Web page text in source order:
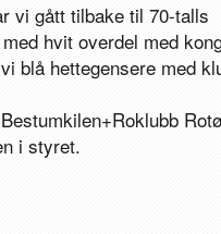
vi gått tilbake til 70-talls
hvit overdel med
blå hettegensere med
i styret.